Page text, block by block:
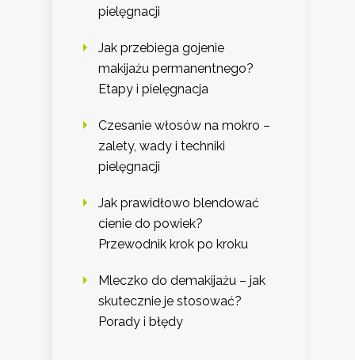
pielęgnacji
Jak przebiega gojenie
makijażu permanentnego?
Etapy i pielęgnacja
Czesanie włosów na mokro –
zalety, wady i techniki
pielęgnacji
Jak prawidłowo blendować
cienie do powiek?
Przewodnik krok po kroku
Mleczko do demakijażu – jak
skutecznie je stosować?
Porady i błędy